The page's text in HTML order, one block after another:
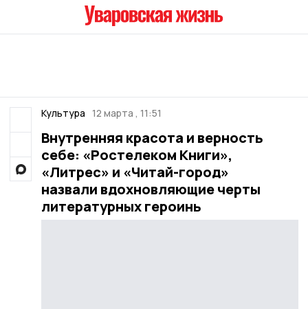
Культура 12 марта , 11:51
Внутренняя красота и верность
себе: «Ростелеком Книги»,
«Литрес» и «Читай-город»
назвали вдохновляющие черты
литературных героинь